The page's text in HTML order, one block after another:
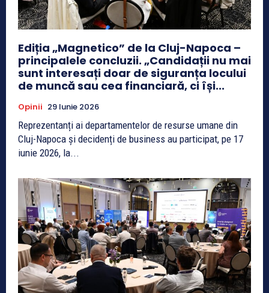
Ediția „Magnetico” de la Cluj-Napoca –
principalele concluzii. „Candidații nu mai
sunt interesați doar de siguranța locului
de muncă sau cea financiară, ci își...
Opinii 29 Iunie 2026
Reprezentanți ai departamentelor de resurse umane din
Cluj-Napoca și decidenți de business au participat, pe 17
iunie 2026, la...